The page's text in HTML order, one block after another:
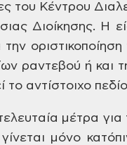
του Κέντρου
Διοίκησης. Η
οριστικοποίηση
ραντεβού ή και
το αντίστοιχο
μέτρα
μόνο